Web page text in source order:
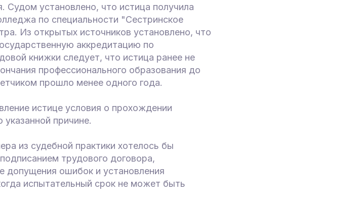
установлено, что истица получила
по специальности "Сестринское
Из открытых источников установлено, что
аккредитацию по
книжки следует, что истица ранее не
профессионального образования до
прошло менее одного года.
истице условия о прохождении
указанной причине.
из судебной практики хотелось бы
трудового договора,
допущения ошибок и установления
испытательный срок не может быть